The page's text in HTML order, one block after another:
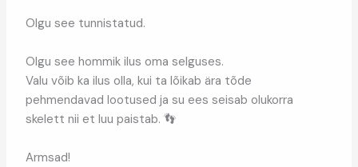
Olgu see tunnistatud.
Olgu see hommik ilus oma selguses.
Valu võib ka ilus olla, kui ta lõikab ära tõde
pehmendavad lootused ja su ees seisab olukorra
skelett nii et luu paistab. 👣
Armsad!